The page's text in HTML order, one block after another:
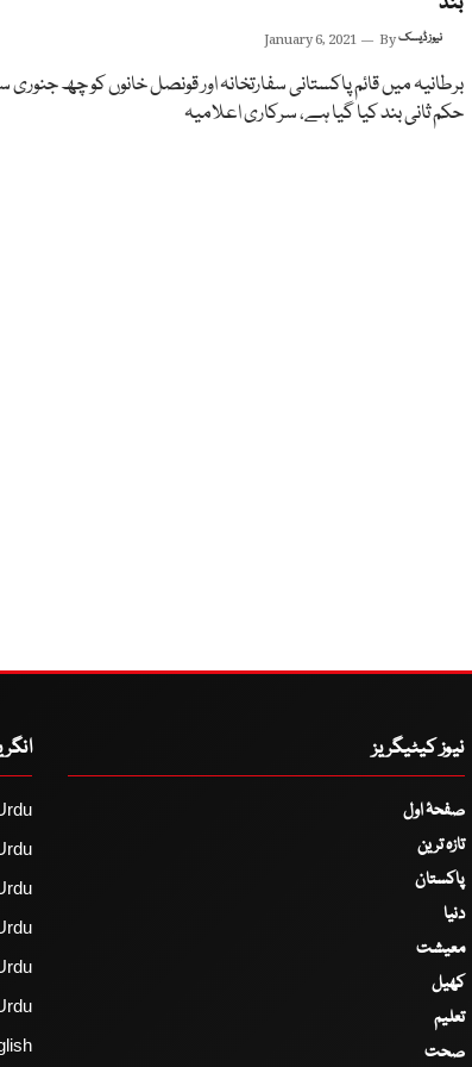
January 6, 2021 Byنیوز ڈیسک
برطانیہ میں قائم پاکستانی سفارتخانہ اور قونصل خانوں کو چھ جنوری
حکم ثانی بند کیا گیا ہے، سرکاری اعلامیہ
نیوز کیٹیگریز
صفحۂ اول
تازہ ترین
پاکستان
دنیا
معیشت
کھیل
تعلیم
صحت